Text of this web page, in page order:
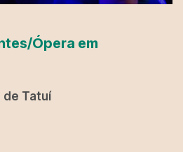
Ópera em
de Tatuí